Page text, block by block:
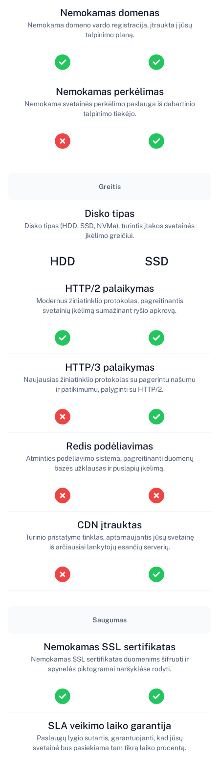
Nemokamas domenas
Nemokama domeno vardo registracija, įtraukta į jūsų
talpinimo planą.
Nemokamas perkėlimas
Nemokama svetainės perkėlimo paslauga iš dabartinio
talpinimo tiekėjo.
Greitis
HDD
Disko tipas
Disko tipas (HDD, SSD, NVMe), turintis įtakos svetainės
įkėlimo greičiui.
SSD
HTTP/2 palaikymas
Modernus žiniatinklio protokolas, pagreitinantis
svetainių įkėlimą sumažinant ryšio apkrovą.
HTTP/3 palaikymas
Naujausias žiniatinklio protokolas su pagerintu našumu
ir patikimumu, palyginti su HTTP/2.
Redis podėliavimas
Atminties podėliavimo sistema, pagreitinanti duomenų
bazės užklausas ir puslapių įkėlimą.
CDN įtrauktas
Turinio pristatymo tinklas, aptarnaujantis jūsų svetainę
iš arčiausiai lankytojų esančių serverių.
Saugumas
Nemokamas SSL sertifikatas
Nemokamas SSL sertifikatas duomenims šifruoti ir
spynelės piktogramai naršyklėse rodyti.
SLA veikimo laiko garantija
Paslaugų lygio sutartis, garantuojanti, kad jūsų
svetainė bus pasiekiama tam tikrą laiko procentą.